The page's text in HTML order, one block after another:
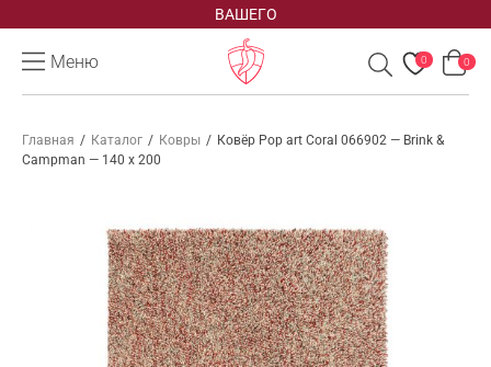
ВАШЕГО
Меню 0 0
Главная / Каталог / Ковры / Ковёр Pop art Coral 066902 — Brink &
Campman — 140 x 200